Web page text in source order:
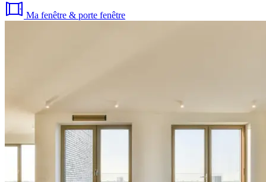
Ma fenêtre & porte fenêtre